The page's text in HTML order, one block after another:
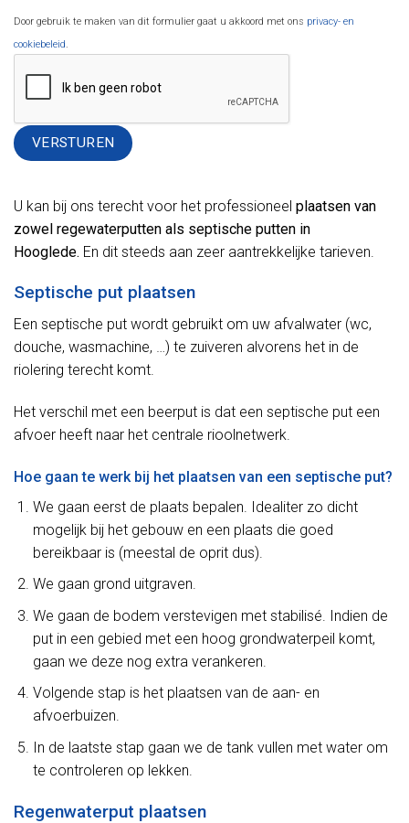
Door gebruik te maken van dit formulier gaat u akkoord met ons privacy- en
cookiebeleid.
U kan bij ons terecht voor het professioneel plaatsen van
zowel regewaterputten als septische putten in
Hooglede. En dit steeds aan zeer aantrekkelijke tarieven.
Septische put plaatsen
Een septische put wordt gebruikt om uw afvalwater (wc,
douche, wasmachine, …) te zuiveren alvorens het in de
riolering terecht komt.
Het verschil met een beerput is dat een septische put een
afvoer heeft naar het centrale rioolnetwerk.
Hoe gaan te werk bij het plaatsen van een septische put?
We gaan eerst de plaats bepalen. Idealiter zo dicht
mogelijk bij het gebouw en een plaats die goed
bereikbaar is (meestal de oprit dus).
We gaan grond uitgraven.
We gaan de bodem verstevigen met stabilisé. Indien de
put in een gebied met een hoog grondwaterpeil komt,
gaan we deze nog extra verankeren.
Volgende stap is het plaatsen van de aan- en
afvoerbuizen.
In de laatste stap gaan we de tank vullen met water om
te controleren op lekken.
Regenwaterput plaatsen